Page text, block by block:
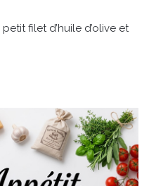
filet d’huile d’olive et